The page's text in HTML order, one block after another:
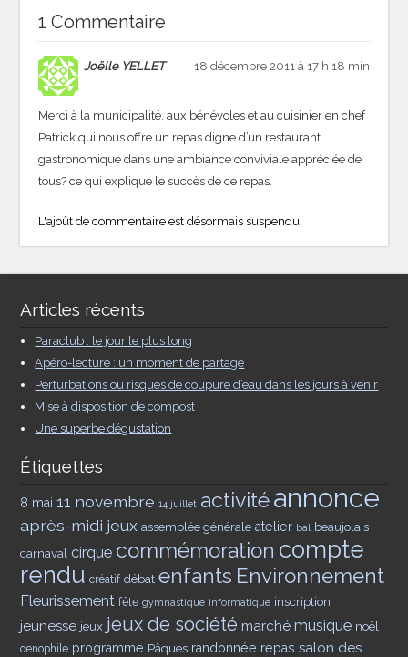
1 Commentaire
Joëlle YELLET 18 décembre 2011 à 17 h 18 min
Merci à la municipalité, aux bénévoles et au cuisinier en chef
Patrick qui nous offre un repas digne d’un restaurant
gastronomique dans une ambiance conviviale appréciée de
tous? ce qui explique le succès de ce repas.
L'ajoût de commentaire est désormais suspendu.
Articles récents
Paraclub : le jour le plus long
Apéro-lecture : un moment de partage
Perturbations ou risques de coupure d’eau dans les jours à venir
Mise à disposition de compost
Une superbe dégustation
Étiquettes
8 mai 11 novembre 14 juillet activitéannonce
après-midi jeux assemblée générale atelier bal beaujolais
carnaval cirque commémoration compte
rendu créatif débat enfants Environnement
Fleurissement fête gymnastique informatique inscription
jeunesse jeux jeux de société marché musique noël
oenophile programme Pâques randonnée repas salon des